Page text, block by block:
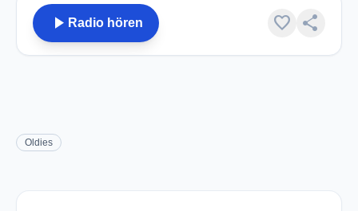
play_arrow Radio hören favorite share
Oldies